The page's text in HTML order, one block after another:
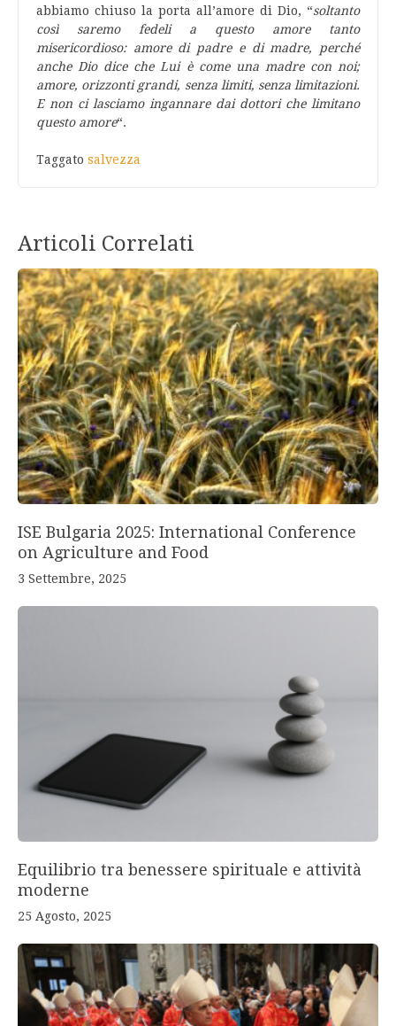
abbiamo chiuso la porta all’amore di Dio, “soltanto
così saremo fedeli a questo amore tanto
misericordioso: amore di padre e di madre, perché
anche Dio dice che Lui è come una madre con noi;
amore, orizzonti grandi, senza limiti, senza limitazioni.
E non ci lasciamo ingannare dai dottori che limitano
questo amore“.
Taggato salvezza
Articoli Correlati
ISE Bulgaria 2025: International Conference
on Agriculture and Food
3 Settembre, 2025
Equilibrio tra benessere spirituale e attività
moderne
25 Agosto, 2025